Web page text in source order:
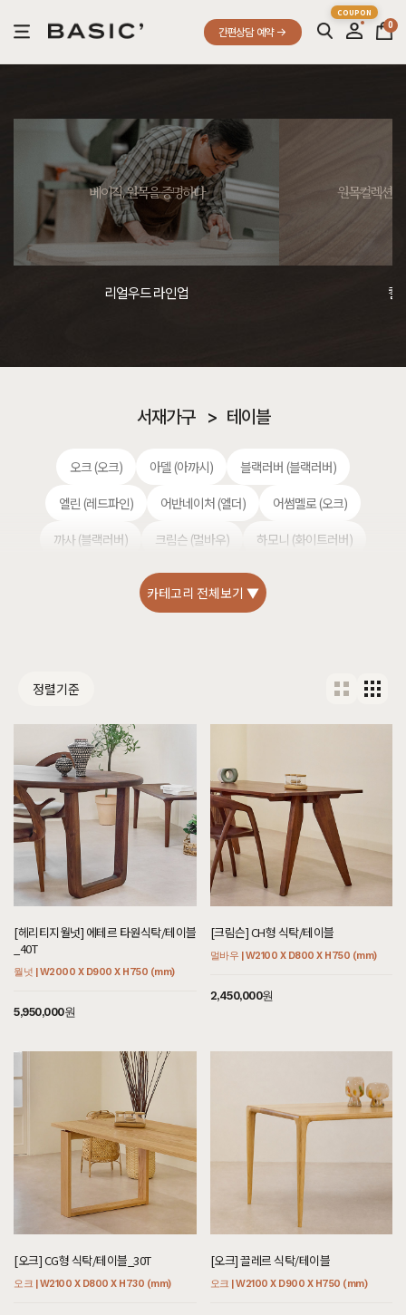
간편상담 예약
0
베이직, 원목을 증명하다
리얼우드 라인업
원목컬렉션,
컬
서재가구 > 테이블
오크 (오크) 아델 (아까시)
블랙러버 (블랙러버)
엘린 (레드파인)
어반네이처 (엘더)
어썸멜로 (오크)
까사 (블랙러버)
크림슨 (멀바우)
하모니 (화이트러버)
편백 (히노끼)
킹세타피아 (킹세타피아)
애쉬 (애쉬)
셀레스티얼 럭셔리 (티크)
카테고리 전체보기 ▼
정렬기준
[헤리티지월넛] 에테르 타원식탁/테이블
_40T
월넛 | W2000 X D900 X H750 (mm)
5,950,000원
[크림슨] CH형 식탁/테이블
멀바우 | W2100 X D800 X H750 (mm)
2,450,000원
[오크] CG형 식탁/테이블_30T
오크 | W2100 X D800 X H730 (mm)
[오크] 끌레르 식탁/테이블
오크 | W2100 X D900 X H750 (mm)